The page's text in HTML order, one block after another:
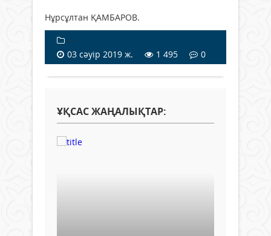
Нұрсұлтан ҚАМБАРОВ.
---
03 сәуір 2019 ж.
1 495 0
ҰҚСАС ЖАҢАЛЫҚТАР: